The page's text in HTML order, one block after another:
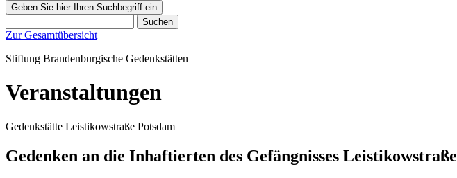
Geben Sie hier Ihren Suchbegriff ein
Suchen
Zur Gesamtübersicht
Stiftung Brandenburgische Gedenkstätten
Veranstaltungen
Gedenkstätte Leistikowstraße Potsdam
Gedenken an die Inhaftierten des Gefängnisses Leistikowstraße